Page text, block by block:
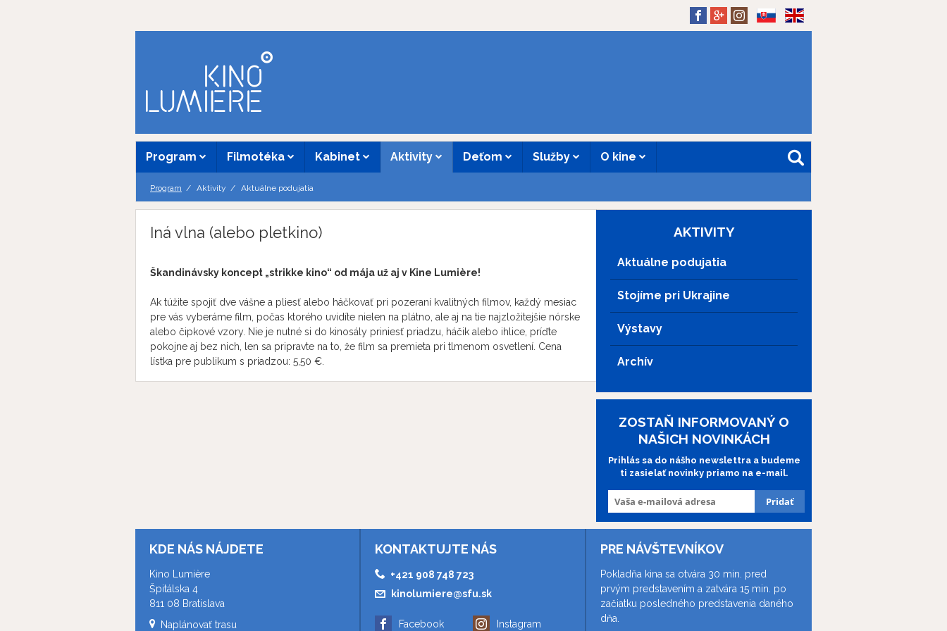
Program Filmotéka Kabinet Aktivity Deťom Služby O kine
Program Aktivity Aktuálne podujatia
Iná vlna (alebo pletkino)
Škandinávsky koncept „strikke kino“ od mája už aj v Kine Lumière!
Ak túžite spojiť dve vášne a pliesť alebo háčkovať pri pozeraní kvalitných filmov, každý mesiac
pre vás vyberáme film, počas ktorého uvidíte nielen na plátno, ale aj na tie najzložitejšie nórske
alebo čipkové vzory. Nie je nutné si do kinosály priniesť priadzu, háčik alebo ihlice, príďte
pokojne aj bez nich, len sa pripravte na to, že film sa premieta pri tlmenom osvetlení. Cena
lístka pre publikum s priadzou: 5,50 €.
AKTIVITY
Aktuálne podujatia
Stojíme pri Ukrajine
Výstavy
Archív
ZOSTAŇ INFORMOVANÝ O
NAŠICH NOVINKÁCH
Prihlás sa do nášho newslettra a budeme
ti zasielať novinky priamo na e-mail.
KDE NÁS NÁJDETE
Kino Lumière
Špitálska 4
811 08 Bratislava
Naplánovať trasu
KONTAKTUJTE NÁS
+421 908 748 723
kinolumiere@sfu.sk
Facebook Instagram
PRE NÁVŠTEVNÍKOV
Pokladňa kina sa otvára 30 min. pred
prvým predstavením a zatvára 15 min. po
začiatku posledného predstavenia daného
dňa.